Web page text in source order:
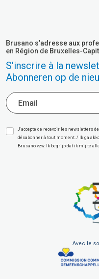
Brusano s’adresse aux
en Région de Bruxelles-
S'inscrire à la
Abonneren op de
J’accepte de recevoir les newsletters
désabonner à tout moment. / Ik ga
Brusano vzw. Ik begrijp dat ik mij te
Avec le